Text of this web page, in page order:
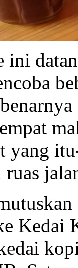
ini
yang
ruas
Kedai